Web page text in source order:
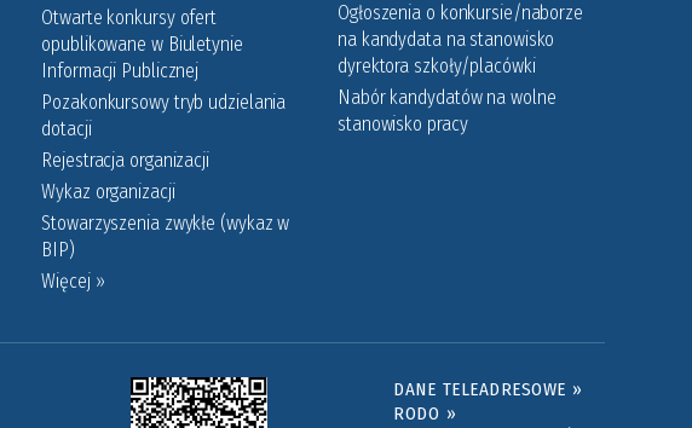
Otwarte konkursy ofert
opublikowane w Biuletynie
Informacji Publicznej
Pozakonkursowy tryb udzielania
dotacji
Rejestracja organizacji
Wykaz organizacji
Stowarzyszenia zwykłe (wykaz w
BIP)
Więcej »
Ogłoszenia o konkursie/naborze
na kandydata na stanowisko
dyrektora szkoły/placówki
Nabór kandydatów na wolne
stanowisko pracy
DANE TELEADRESOWE »
RODO »